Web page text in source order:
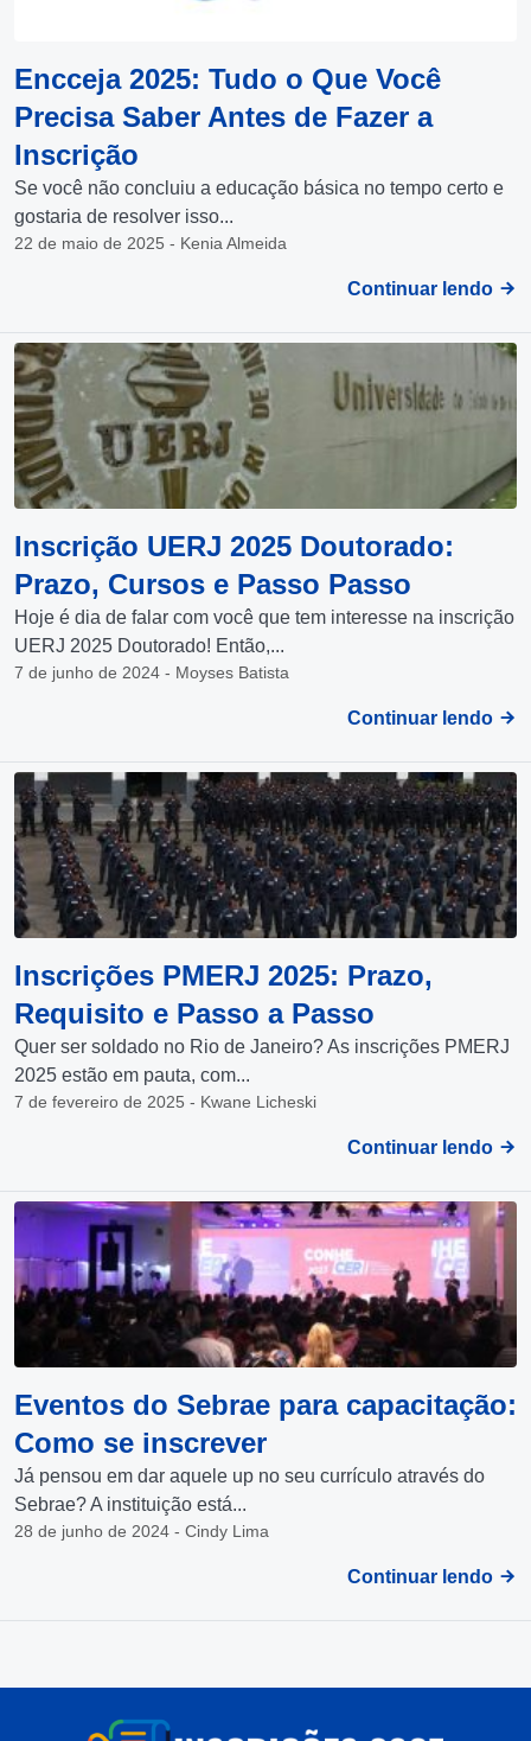
Encceja 2025: Tudo o Que Você
Precisa Saber Antes de Fazer a
Inscrição
Se você não concluiu a educação básica no tempo certo e
gostaria de resolver isso...
22 de maio de 2025 - Kenia Almeida
Continuar lendo
Inscrição UERJ 2025 Doutorado:
Prazo, Cursos e Passo Passo
Hoje é dia de falar com você que tem interesse na inscrição
UERJ 2025 Doutorado! Então,...
7 de junho de 2024 - Moyses Batista
Continuar lendo
Inscrições PMERJ 2025: Prazo,
Requisito e Passo a Passo
Quer ser soldado no Rio de Janeiro? As inscrições PMERJ
2025 estão em pauta, com...
7 de fevereiro de 2025 - Kwane Licheski
Continuar lendo
Eventos do Sebrae para capacitação:
Como se inscrever
Já pensou em dar aquele up no seu currículo através do
Sebrae? A instituição está...
28 de junho de 2024 - Cindy Lima
Continuar lendo